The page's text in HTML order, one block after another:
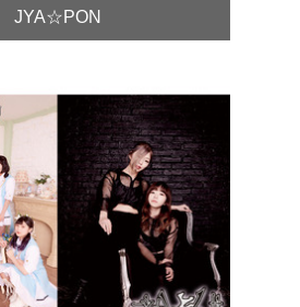
JYA☆PON